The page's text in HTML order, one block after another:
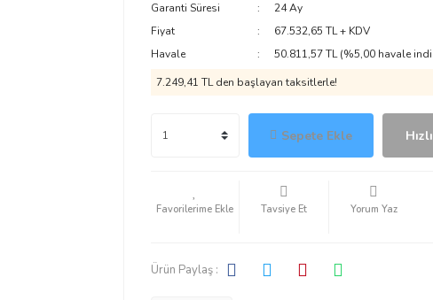
Garanti Süresi
24 Ay
Fiyat
67.532,65 TL + KDV
Havale
50.811,57 TL (%5,00 havale
7.249,41 TL den başlayan taksitlerle!
Sepete Ekle
Tavsiye Et Yorum Yaz
Ürün Paylaş :